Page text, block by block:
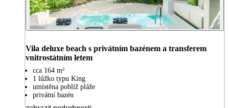
Vila deluxe beach s privátním bazénem a transferem
vnitrostátním letem
cca 164 m²
1 lůžko typu King
umístěna poblíž pláže
privátní bazén